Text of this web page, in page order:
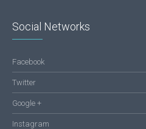
Social Networks
Facebook
Twitter
Google +
Instagram